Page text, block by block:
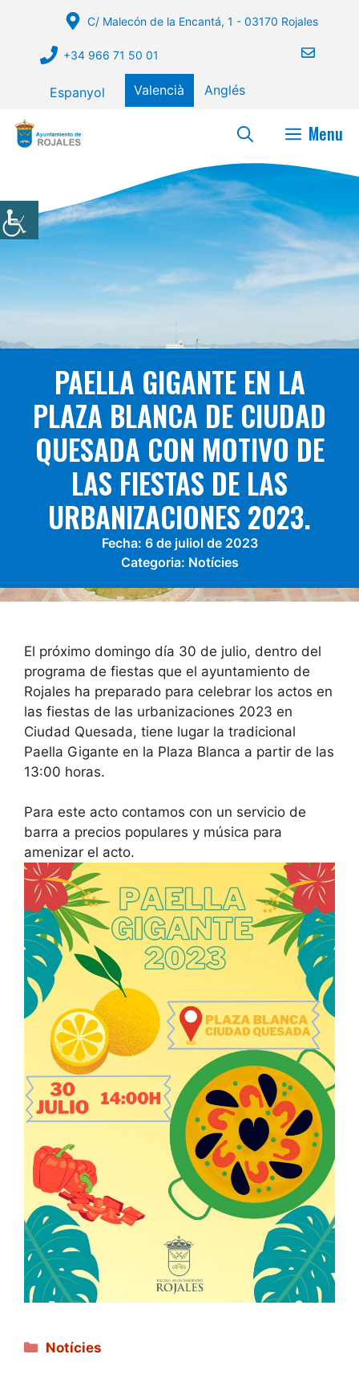
contingut
C/ Malecón de la Encantá, 1 - 03170 Rojales
+34 966 71 50 01
Espanyol Valencià Anglés
Menu
PAELLA GIGANTE EN LA
PLAZA BLANCA DE CIUDAD
QUESADA CON MOTIVO DE
LAS FIESTAS DE LAS
URBANIZACIONES 2023.
Fecha: 6 de juliol de 2023
Categoria: Notícies
El próximo domingo día 30 de julio, dentro del
programa de fiestas que el ayuntamiento de
Rojales ha preparado para celebrar los actos en
las fiestas de las urbanizaciones 2023 en
Ciudad Quesada, tiene lugar la tradicional
Paella Gigante en la Plaza Blanca a partir de las
13:00 horas.
Para este acto contamos con un servicio de
barra a precios populares y música para
amenizar el acto.
Categories
Notícies